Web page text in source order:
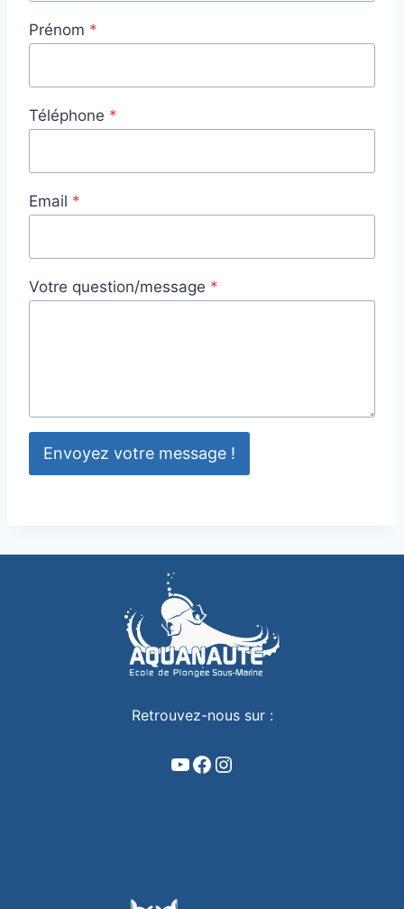
Prénom *
Téléphone *
Email *
Votre question/message *
Envoyez votre message !
Retrouvez-nous sur :
YouTube
Facebook
Instagram